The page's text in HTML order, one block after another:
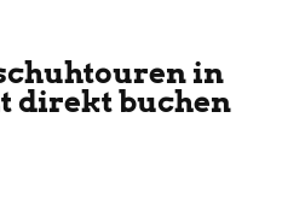
in
direkt buchen